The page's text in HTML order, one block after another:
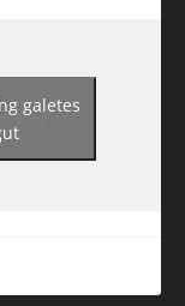
galetes